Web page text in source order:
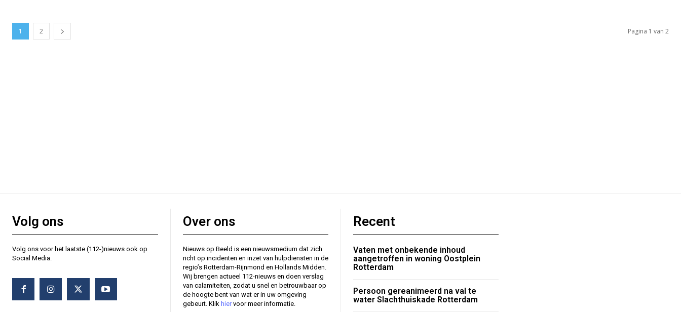
1 2 Pagina 1 van 2
Volg ons
Volg ons voor het laatste (112-)nieuws ook op
Social Media.
Over ons
Nieuws op Beeld is een nieuwsmedium dat zich
richt op incidenten en inzet van hulpdiensten in de
regio’s Rotterdam-Rijnmond en Hollands Midden.
Wij brengen actueel 112-nieuws en doen verslag
van calamiteiten, zodat u snel en betrouwbaar op
de hoogte bent van wat er in uw omgeving
gebeurt. Klik hiervoor meer informatie.
Recent
Vaten met onbekende inhoud
aangetroffen in woning Oostplein
Rotterdam
Persoon gereanimeerd na val te
water Slachthuiskade Rotterdam